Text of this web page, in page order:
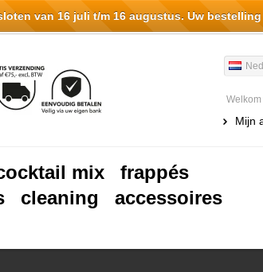
Mijn
mix
frappés
cleaning
accessoires
van 16 juli t/m 16 augustus. Uw